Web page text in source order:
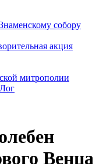
собору
акция
митрополии
Венца